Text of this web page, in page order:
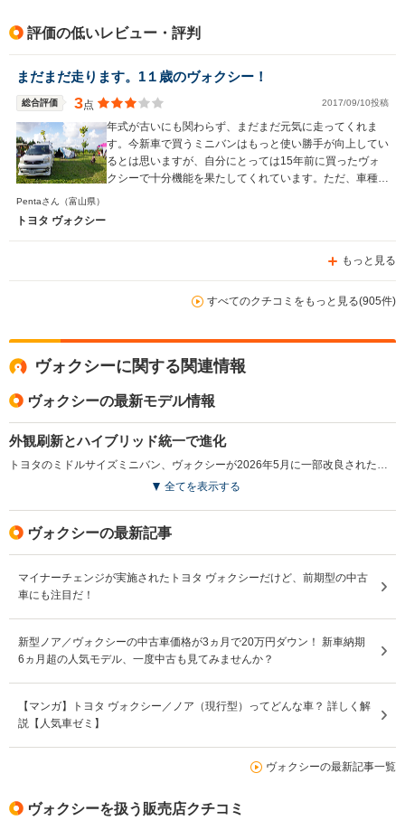
評価の低いレビュー・評判
まだまだ走ります。1１歳のヴォクシー！
総合評価 3点 2017/09/10投稿
年式が古いにも関わらず、まだまだ元気に走ってくれま
す。今新車で買うミニバンはもっと使い勝手が向上してい
るとは思いますが、自分にとっては15年前に買ったヴォ
クシーで十分機能を果たしてくれています。ただ、車種的
Pentaさん （富山県）
トヨタ ヴォクシー
もっと見る
すべてのクチコミをもっと見る(905件)
ヴォクシーに関する関連情報
ヴォクシーの最新モデル情報
外観刷新とハイブリッド統一で進化
全てを表示する
ヴォクシーの最新記事
マイナーチェンジが実施されたトヨタ ヴォクシーだけど、前期型の中古
車にも注目だ！
新型ノア／ヴォクシーの中古車価格が3ヵ月で20万円ダウン！ 新車納期
6ヵ月超の人気モデル、一度中古も見てみませんか？
【マンガ】トヨタ ヴォクシー／ノア（現行型）ってどんな車？ 詳しく解
説【人気車ゼミ】
ヴォクシーの最新記事一覧
ヴォクシーを扱う販売店クチコミ